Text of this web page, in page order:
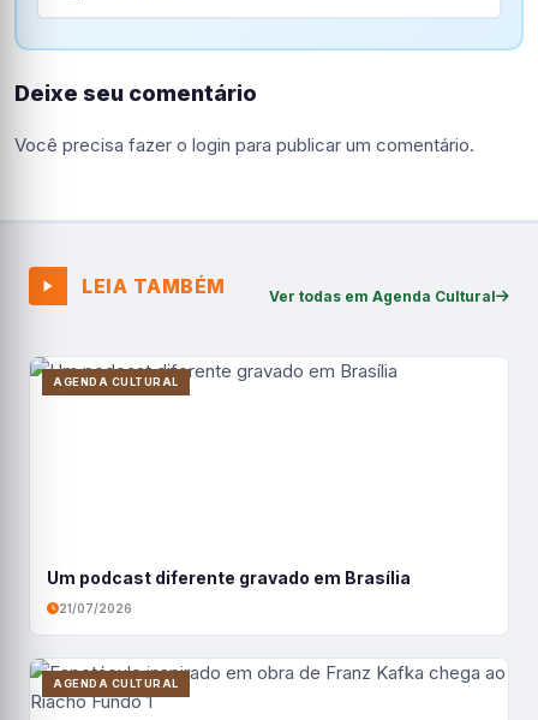
Deixe seu comentário
Você precisa fazer o login para publicar um comentário.
LEIA TAMBÉM Ver todas em Agenda Cultural
AGENDA CULTURAL
Um podcast diferente gravado em Brasília
21/07/2026
AGENDA CULTURAL